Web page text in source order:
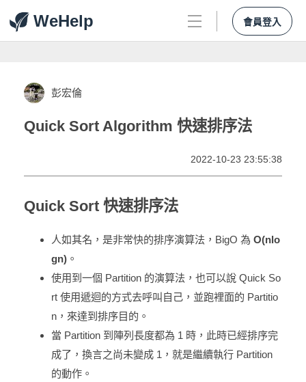
WeHelp 會員登入
彭宏倫
Quick Sort Algorithm 快速排序法
2022-10-23 23:55:38
Quick Sort 快速排序法
人如其名，是非常快的排序演算法，BigO 為 O(nlo
gn) 。
使用到一個 Partition 的演算法，也可以說 Quick So
rt 使用遞迴的方式去呼叫自己，並跑裡面的 Partitio
n，來達到排序目的。
當 Partition 到陣列長度都為 1 時，此時已經排序完
成了，換言之尚未變成 1，就是繼續執行 Partition
的動作。